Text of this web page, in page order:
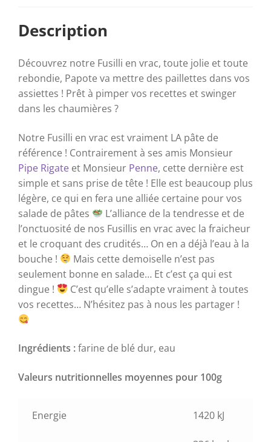
Description
Découvrez notre Fusilli en vrac, toute jolie et toute
rebondie, Papote va mettre des paillettes dans vos
assiettes ! Prêt à pimper vos recettes et swinger
dans les chaumières ?
Notre Fusilli en vrac est vraiment LA pâte de
référence ! Contrairement à ses amis Monsieur
Pipe Rigate et Monsieur Penne, cette dernière est
simple et sans prise de tête ! Elle est beaucoup plus
légère, ce qui en fera une alliée certaine pour vos
salade de pâtes
​ L’alliance de la tendresse et de
l’onctuosité de nos Fusillis en vrac avec la fraicheur
et le croquant des crudités… On en a déjà l’eau à la
bouche !
​ Mais cette demoiselle n’est pas
seulement bonne en salade… Et c’est ça qui est
dingue !
C’est qu’elle s’adapte vraiment à toutes
vos recettes… N’hésitez pas à nous les partager !
Ingrédients :farine de blé dur, eau
Valeurs nutritionnelles moyennes pour 100g
Energie 1420 kJ